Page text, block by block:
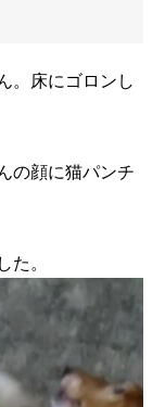
。床にゴロンし
の顔に猫パンチ
。